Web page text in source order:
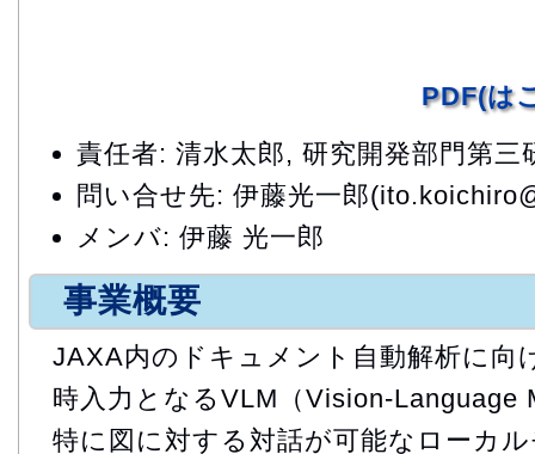
PDF(は
責任者: 清水太郎, 研究開発部門第三
問い合せ先: 伊藤光一郎
メンバ: 伊藤 光一郎
事業概要
JAXA内のドキュメント自動解析に向
時入力となるVLM（Vision-Language
特に図に対する対話が可能なローカ